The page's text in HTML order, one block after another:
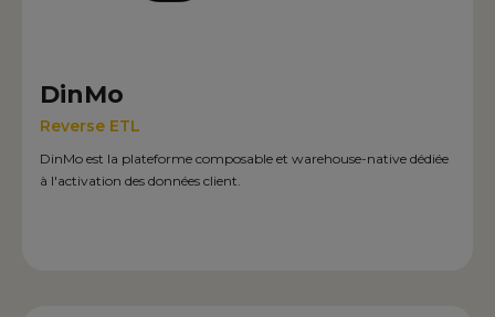
DinMo
Reverse ETL
DinMo est la plateforme composable et warehouse-native dédiée
à l'activation des données client.